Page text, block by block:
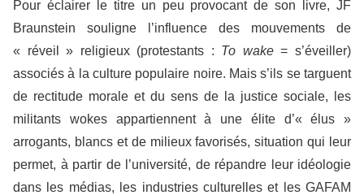
Pour éclairer le titre un peu provocant de son livre, JF
Braunstein souligne l’influence des mouvements de
« réveil » religieux (protestants : To wake= s’éveiller)
associés à la culture populaire noire. Mais s’ils se targuent
de rectitude morale et du sens de la justice sociale, les
militants wokes appartiennent à une élite d’« élus »
arrogants, blancs et de milieux favorisés, situation qui leur
permet, à partir de l’université, de répandre leur idéologie
dans les médias, les industries culturelles et les GAFAM